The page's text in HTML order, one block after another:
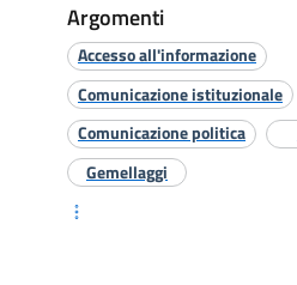
Argomenti
Accesso all'informazione
Comunicazione istituzionale
Comunicazione politica
Gemellaggi